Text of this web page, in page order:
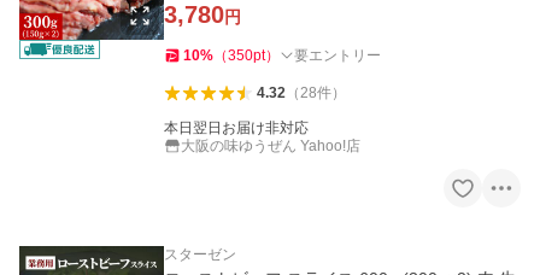
3,780円
10% （350pt） 要エントリー
4.32（28件）
本日翌日お届け非対応
大阪の味ゆうぜん Yahoo!店
スターゼン